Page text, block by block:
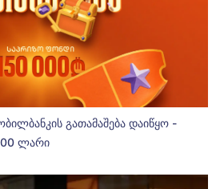
გათამაშება დაიწყო -
ლარი